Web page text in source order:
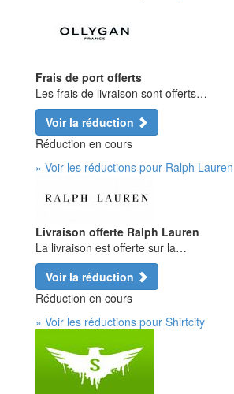
Frais de port offerts
Les frais de livraison sont offerts…
Voir la réduction
Réduction en cours
» Voir les réductions pour Ralph Lauren
Livraison offerte Ralph Lauren
La livraison est offerte sur la…
Voir la réduction
Réduction en cours
» Voir les réductions pour Shirtcity